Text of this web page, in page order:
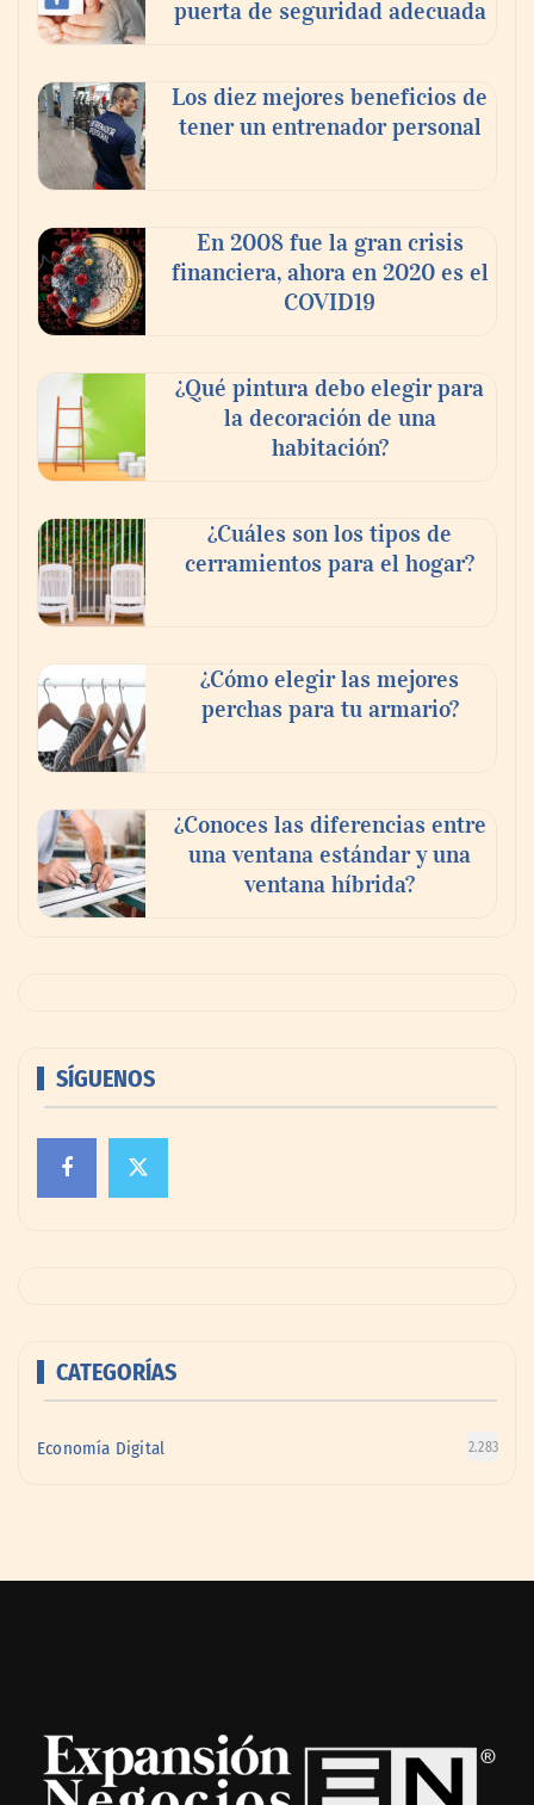
‘El ransomware se puede vencer. No
Ricardo Palacio Escobar
puerta de seguridad adecuada
Los diez mejores beneficios de
tener un entrenador personal
En 2008 fue la gran crisis
financiera, ahora en 2020 es el
COVID19
¿Qué pintura debo elegir para
la decoración de una
habitación?
¿Cuáles son los tipos de
cerramientos para el hogar?
¿Cómo elegir las mejores
perchas para tu armario?
¿Conoces las diferencias entre
una ventana estándar y una
ventana híbrida?
SÍGUENOS
CATEGORÍAS
Economía Digital 2.283